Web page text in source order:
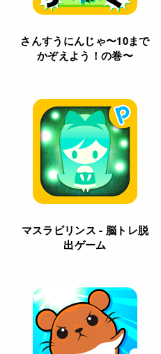
さんすうにんじゃ〜10まで
かぞえよう！の巻〜
マスラビリンス - 脳トレ脱
出ゲーム